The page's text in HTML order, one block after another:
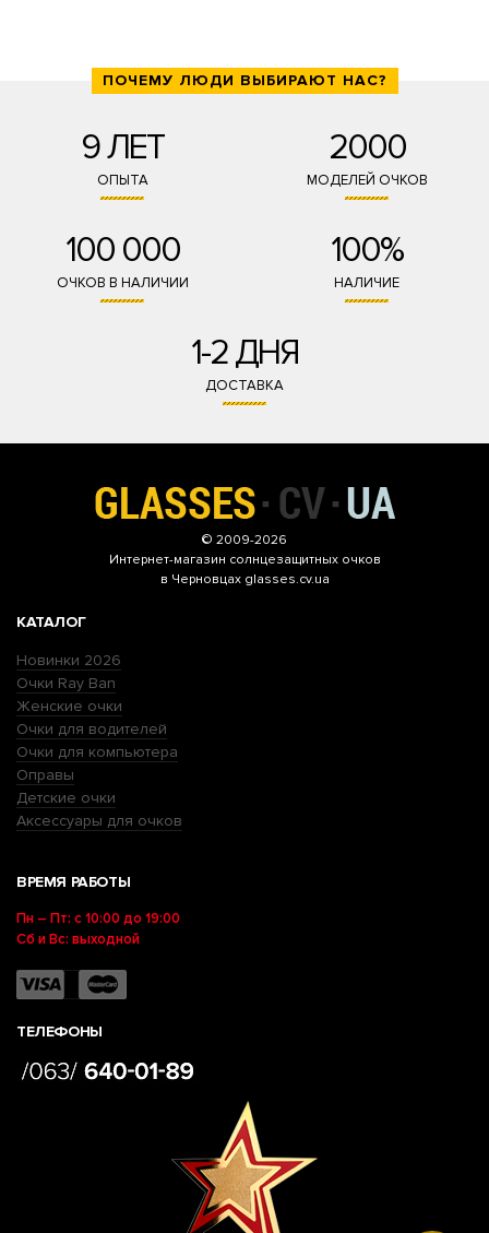
ПОЧЕМУ ЛЮДИ ВЫБИРАЮТ НАС?
9 ЛЕТ
ОПЫТА
2000
МОДЕЛЕЙ ОЧКОВ
100 000
ОЧКОВ В НАЛИЧИИ
100%
НАЛИЧИЕ
1-2 ДНЯ
ДОСТАВКА
© 2009-2026
Интернет-магазин солнцезащитных очков
в Черновцах glasses.cv.ua
КАТАЛОГ
Новинки 2026
Очки Ray Ban
Женские очки
Очки для водителей
Очки для компьютера
Оправы
Детские очки
Аксессуары для очков
ВРЕМЯ РАБОТЫ
Пн – Пт: с 10:00 до 19:00
Сб и Вс: выходной
ТЕЛЕФОНЫ